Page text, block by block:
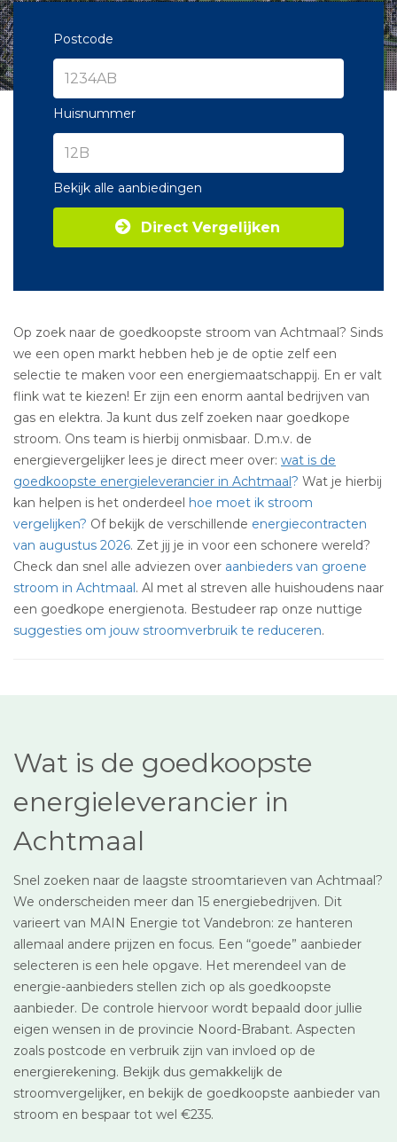
Postcode
Huisnummer
Bekijk alle aanbiedingen
Direct Vergelijken
Op zoek naar de goedkoopste stroom van Achtmaal? Sinds
we een open markt hebben heb je de optie zelf een
selectie te maken voor een energiemaatschappij. En er valt
flink wat te kiezen! Er zijn een enorm aantal bedrijven van
gas en elektra. Ja kunt dus zelf zoeken naar goedkope
stroom. Ons team is hierbij onmisbaar. D.m.v. de
energievergelijker lees je direct meer over: wat is de
goedkoopste energieleverancier in Achtmaal? Wat je hierbij
kan helpen is het onderdeel hoe moet ik stroom
vergelijken? Of bekijk de verschillende energiecontracten
van augustus 2026. Zet jij je in voor een schonere wereld?
Check dan snel alle adviezen over aanbieders van groene
stroom in Achtmaal. Al met al streven alle huishoudens naar
een goedkope energienota. Bestudeer rap onze nuttige
suggesties om jouw stroomverbruik te reduceren.
Wat is de goedkoopste
energieleverancier in
Achtmaal
Snel zoeken naar de laagste stroomtarieven van Achtmaal?
We onderscheiden meer dan 15 energiebedrijven. Dit
varieert van MAIN Energie tot Vandebron: ze hanteren
allemaal andere prijzen en focus. Een “goede” aanbieder
selecteren is een hele opgave. Het merendeel van de
energie-aanbieders stellen zich op als goedkoopste
aanbieder. De controle hiervoor wordt bepaald door jullie
eigen wensen in de provincie Noord-Brabant. Aspecten
zoals postcode en verbruik zijn van invloed op de
energierekening. Bekijk dus gemakkelijk de
stroomvergelijker, en bekijk de goedkoopste aanbieder van
stroom en bespaar tot wel €235.